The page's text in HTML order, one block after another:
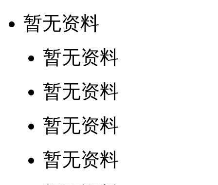
暂无资料
暂无资料
暂无资料
暂无资料
暂无资料